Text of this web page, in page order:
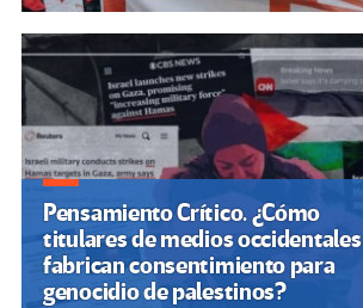
Pensamiento Crítico. ¿Cómo
titulares de medios occidentales
fabrican consentimiento para
genocidio de palestinos?